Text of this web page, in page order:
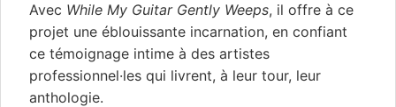
Avec While My Guitar Gently Weeps, il offre à ce
projet une éblouissante incarnation, en confiant
ce témoignage intime à des artistes
professionnel·les qui livrent, à leur tour, leur
anthologie.